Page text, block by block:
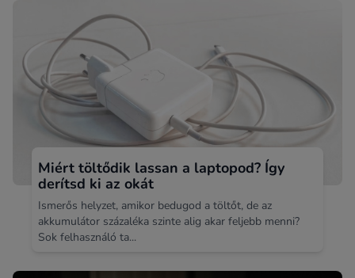
Miért töltődik lassan a laptopod? Így
derítsd ki az okát
Ismerős helyzet, amikor bedugod a töltőt, de az
akkumulátor százaléka szinte alig akar feljebb menni?
Sok felhasználó ta...